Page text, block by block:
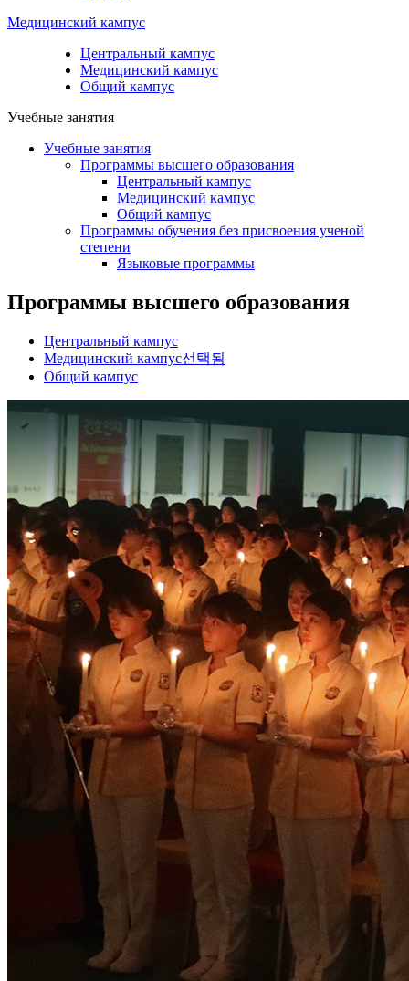
Медицинский кампус
Центральный кампус
Медицинский кампус
Общий кампус
Учебные занятия
Учебные занятия
Программы высшего образования
Центральный кампус
Медицинский кампус
Общий кампус
Программы обучения без присвоения ученой
степени
Языковые программы
Программы высшего образования
Центральный кампус
Медицинский кампус선택됨
Общий кампус